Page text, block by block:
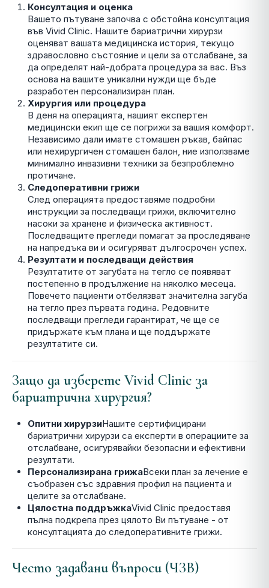
Консултация и оценка
Вашето пътуване започва с обстойна консултация
във Vivid Clinic. Нашите бариатрични хирурзи
оценяват вашата медицинска история, текущо
здравословно състояние и цели за отслабване, за
да определят най-добрата процедура за вас. Въз
основа на вашите уникални нужди ще бъде
разработен персонализиран план.
Хирургия или процедура
В деня на операцията, нашият експертен
медицински екип ще се погрижи за вашия комфорт.
Независимо дали имате стомашен ръкав, байпас
или нехирургичен стомашен балон, ние използваме
минимално инвазивни техники за безпроблемно
протичане.
Следоперативни грижи
След операцията предоставяме подробни
инструкции за последващи грижи, включително
насоки за хранене и физическа активност.
Последващите прегледи помагат за проследяване
на напредъка ви и осигуряват дългосрочен успех.
Резултати и последващи действия
Резултатите от загубата на тегло се появяват
постепенно в продължение на няколко месеца.
Повечето пациенти отбелязват значителна загуба
на тегло през първата година. Редовните
последващи прегледи гарантират, че ще се
придържате към плана и ще поддържате
резултатите си.
Защо да изберете Vivid Clinic за
бариатрична хирургия?
Опитни хирурзиНашите сертифицирани
бариатрични хирурзи са експерти в операциите за
отслабване, осигурявайки безопасни и ефективни
резултати.
Персонализирана грижаВсеки план за лечение е
съобразен със здравния профил на пациента и
целите за отслабване.
Цялостна поддръжкаVivid Clinic предоставя
пълна подкрепа през цялото Ви пътуване - от
консултацията до следоперативните грижи.
Често задавани въпроси (ЧЗВ)